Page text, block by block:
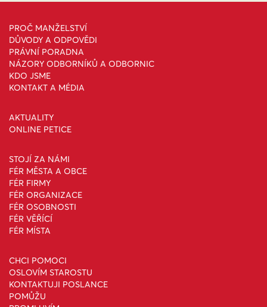
PROČ MANŽELSTVÍ
DŮVODY A ODPOVĚDI
PRÁVNÍ PORADNA
NÁZORY ODBORNÍKŮ A ODBORNIC
KDO JSME
KONTAKT A MÉDIA
AKTUALITY
ONLINE PETICE
STOJÍ ZA NÁMI
FÉR MĚSTA A OBCE
FÉR FIRMY
FÉR ORGANIZACE
FÉR OSOBNOSTI
FÉR VĚŘÍCÍ
FÉR MÍSTA
CHCI POMOCI
OSLOVÍM STAROSTU
KONTAKTUJI POSLANCE
POMŮŽU